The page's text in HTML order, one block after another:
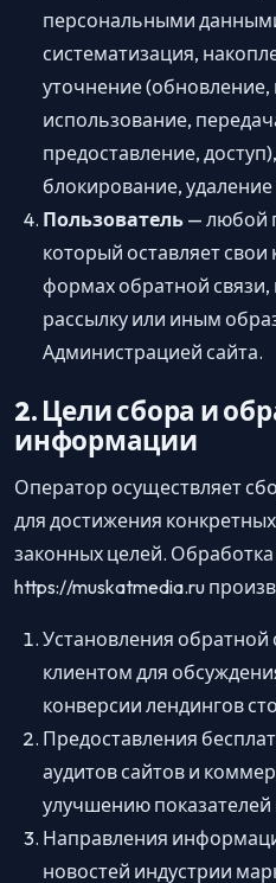
персональными
систематизация,
уточнение
использование,
предоставление,
блокирование,
Пользователь — любой
который оставляет
формах обратной связи,
рассылку или иным
Администрацией сайта.
2. Цели сбора и
информации
Оператор осуществляет
для достижения
законных целей.
https://muskatmedia.ru
Установления
клиентом для
конверсии лендингов
Предоставления
аудитов сайтов и
улучшению показателей
Направления
новостей индустрии